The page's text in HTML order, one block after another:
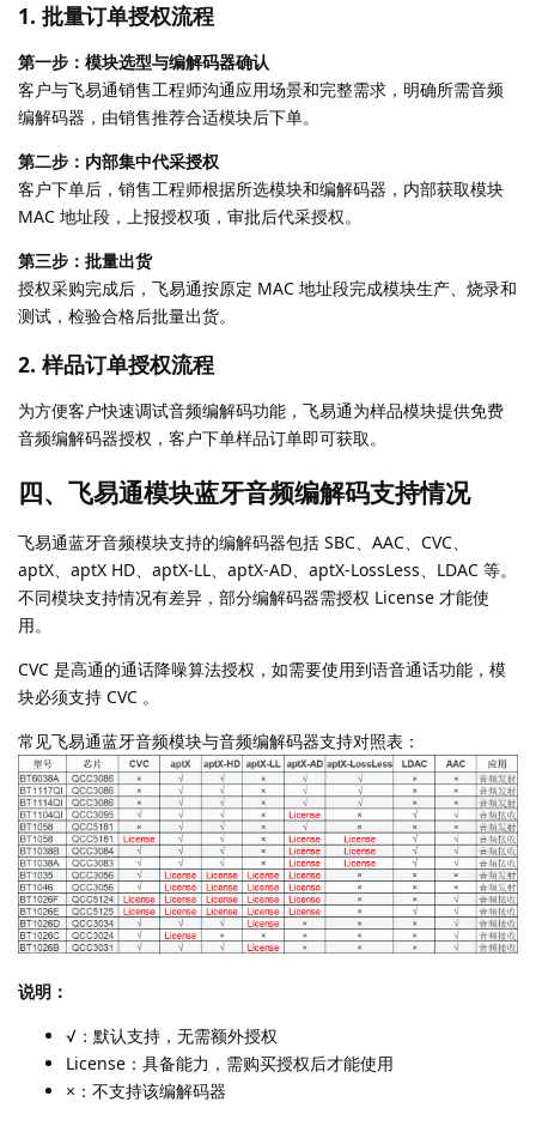
1. 批量订单授权流程
第一步：模块选型与编解码器确认
客户与飞易通销售工程师沟通应用场景和完整需求，明确所需音频
编解码器，由销售推荐合适模块后下单。
第二步：内部集中代采授权
客户下单后，销售工程师根据所选模块和编解码器，内部获取模块
MAC 地址段，上报授权项，审批后代采授权。
第三步：批量出货
授权采购完成后，飞易通按原定 MAC 地址段完成模块生产、烧录和
测试，检验合格后批量出货。
2. 样品订单授权流程
为方便客户快速调试音频编解码功能，飞易通为样品模块提供免费
音频编解码器授权，客户下单样品订单即可获取。
四、飞易通模块蓝牙音频编解码支持情况
飞易通蓝牙音频模块支持的编解码器包括 SBC、AAC、CVC、
aptX、aptX HD、aptX-LL、aptX-AD、aptX-LossLess、LDAC 等。
不同模块支持情况有差异，部分编解码器需授权 License 才能使
用。
CVC 是高通的通话降噪算法授权，如需要使用到语音通话功能，模
块必须支持 CVC 。
常见飞易通蓝牙音频模块与音频编解码器支持对照表：
说明：
√：默认支持，无需额外授权
License：具备能力，需购买授权后才能使用
×：不支持该编解码器